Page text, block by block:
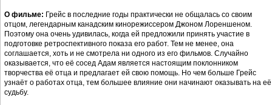
О фильме: Грейс в последние годы практически не общалась со своим
отцом, легендарным канадским кинорежиссером Джоном Лореншеном.
Поэтому она очень удивилась, когда ей предложили принять участие в
подготовке ретроспективного показа его работ. Тем не менее, она
соглашается, хоть и не смотрела ни одного из его фильмов. Случайно
оказывается, что её сосед Адам является настоящим поклонником
творчества её отца и предлагает ей свою помощь. Но чем больше Грейс
узнаёт о работах отца, тем большее влияние они начинают оказывать на её
судьбу.